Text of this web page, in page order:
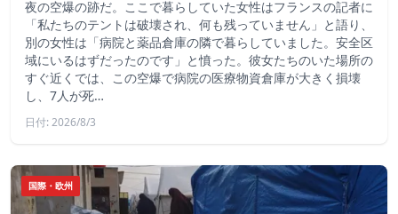
夜の空爆の跡だ。ここで暮らしていた女性はフランスの記者に
「私たちのテントは破壊され、何も残っていません」と語り、
別の女性は「病院と薬品倉庫の隣で暮らしていました。安全区
域にいるはずだったのです」と憤った。彼女たちのいた場所の
すぐ近くでは、この空爆で病院の医療物資倉庫が大きく損壊
し、7人が死…
日付: 2026/8/3
国際・欧州